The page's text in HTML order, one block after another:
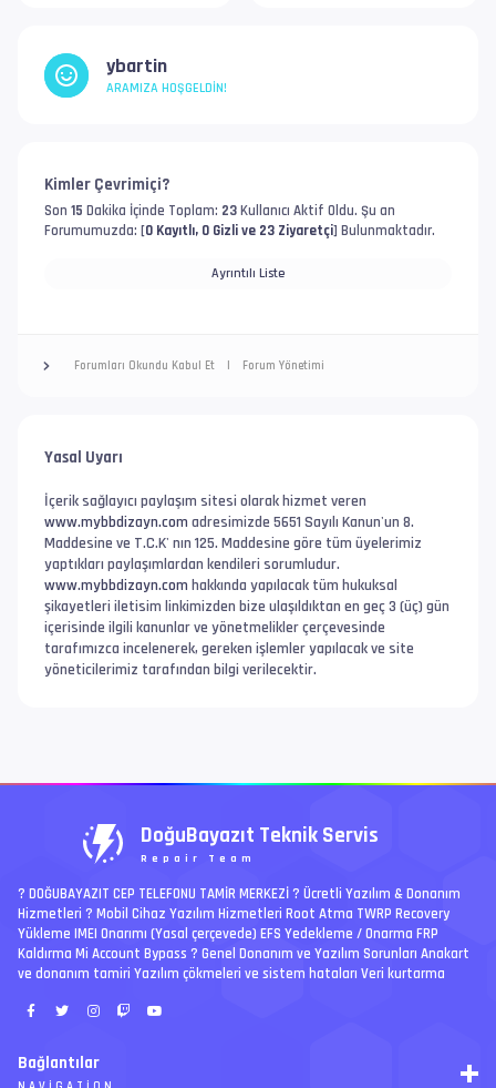
ybartin
ARAMIZA HOŞGELDIN!
Kimler Çevrimiçi?
Son 15 Dakika İçinde Toplam: 23Kullanıcı Aktif Oldu. Şu an
Forumumuzda: [0 Kayıtlı, 0 Gizli ve 23 Ziyaretçi] Bulunmaktadır.
Ayrıntılı Liste
Forumları Okundu Kabul Et | Forum Yönetimi
Yasal Uyarı
İçerik sağlayıcı paylaşım sitesi olarak hizmet veren
www.mybbdizayn.com adresimizde 5651 Sayılı Kanun'un 8.
Maddesine ve T.C.K' nın 125. Maddesine göre tüm üyelerimiz
yaptıkları paylaşımlardan kendileri sorumludur.
www.mybbdizayn.com hakkında yapılacak tüm hukuksal
şikayetleri iletisim linkimizden bize ulaşıldıktan en geç 3 (üç) gün
içerisinde ilgili kanunlar ve yönetmelikler çerçevesinde
tarafımızca incelenerek, gereken işlemler yapılacak ve site
yöneticilerimiz tarafından bilgi verilecektir.
DoğuBayazıt Teknik Servis
Repair Team
? DOĞUBAYAZIT CEP TELEFONU TAMİR MERKEZİ ?️ Ücretli Yazılım & Donanım
Hizmetleri ? Mobil Cihaz Yazılım Hizmetleri Root Atma TWRP Recovery
Yükleme IMEI Onarımı (Yasal çerçevede) EFS Yedekleme / Onarma FRP
Kaldırma Mi Account Bypass ? Genel Donanım ve Yazılım Sorunları Anakart
ve donanım tamiri Yazılım çökmeleri ve sistem hataları Veri kurtarma
Bağlantılar